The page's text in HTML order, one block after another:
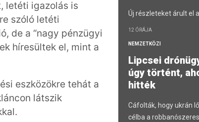
letéti igazolás is
szóló letéti
de a “nagy pénzügyi
híresültek el, mint a
eszközökre tehát a
látszik
Új részleteket árult el
12 ÓRÁJA
NEMZETKÖZI
Lipcsei
úgy történt,
hitték
Cáfolták, hogy ukrán
célba a robbanószeres